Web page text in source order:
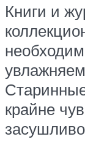
Книги и
крайне